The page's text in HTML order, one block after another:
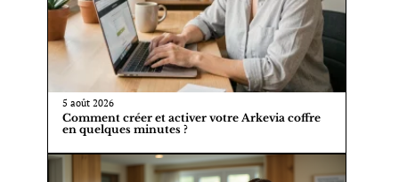
5 août 2026
Comment créer et activer votre Arkevia coffre
en quelques minutes ?